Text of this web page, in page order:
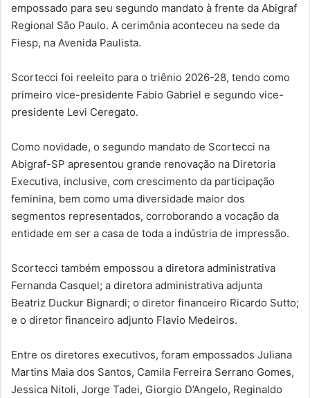
empossado para seu segundo mandato à frente da Abigraf
Regional São Paulo. A cerimônia aconteceu na sede da
Fiesp, na Avenida Paulista.
Scortecci foi reeleito para o triênio 2026-28, tendo como
primeiro vice-presidente Fabio Gabriel e segundo vice-
presidente Levi Ceregato.
Como novidade, o segundo mandato de Scortecci na
Abigraf-SP apresentou grande renovação na Diretoria
Executiva, inclusive, com crescimento da participação
feminina, bem como uma diversidade maior dos
segmentos representados, corroborando a vocação da
entidade em ser a casa de toda a indústria de impressão.
Scortecci também empossou a diretora administrativa
Fernanda Casquel; a diretora administrativa adjunta
Beatriz Duckur Bignardi; o diretor financeiro Ricardo Sutto;
e o diretor financeiro adjunto Flavio Medeiros.
Entre os diretores executivos, foram empossados Juliana
Martins Maia dos Santos, Camila Ferreira Serrano Gomes,
Jessica Nitoli, Jorge Tadei, Giorgio D’Angelo, Reginaldo